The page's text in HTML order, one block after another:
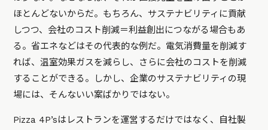
ほとんどないからだ。もちろん、サステナビリティに貢献
しつつ、会社のコスト削減＝利益創出につながる場合もあ
る。省エネなどはその代表的な例だ。電気消費量を削減す
れば、温室効果ガスを減らし、さらに会社のコストを削減
することができる。しかし、企業のサステナビリティの現
場には、そんないい案ばかりではない。
Pizza 4P’sはレストランを運営するだけではなく、自社製